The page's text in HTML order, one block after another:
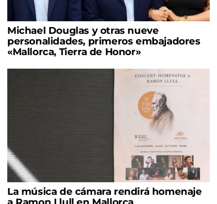
Michael Douglas y otras nueve
personalidades, primeros embajadores
«Mallorca, Tierra de Honor»
La música de cámara rendirá homenaje